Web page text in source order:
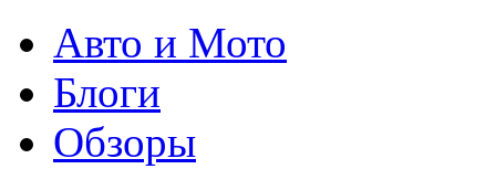
Авто и Мото
Блоги
Обзоры